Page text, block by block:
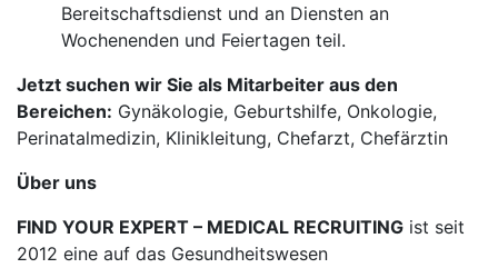
Bereitschaftsdienst und an Diensten an
Wochenenden und Feiertagen teil.
Jetzt suchen wir Sie als Mitarbeiter aus den
Bereichen: Gynäkologie, Geburtshilfe, Onkologie,
Perinatalmedizin, Klinikleitung, Chefarzt, Chefärztin
Über uns
FIND YOUR EXPERT – MEDICAL RECRUITING ist seit
2012 eine auf das Gesundheitswesen